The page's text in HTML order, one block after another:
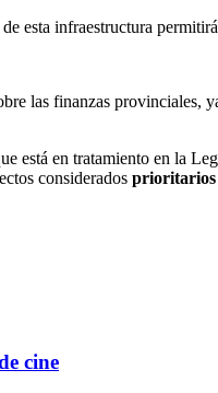
esta infraestructura
las finanzas provinciales,
está en tratamiento en la
considerados prioritarios
cine